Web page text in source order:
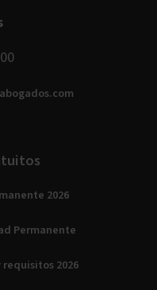
2026
Permanente
2026